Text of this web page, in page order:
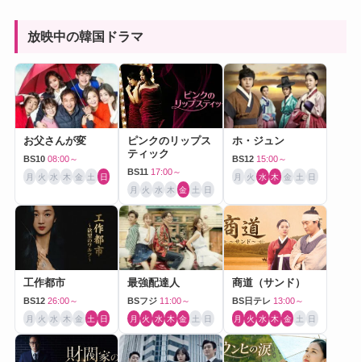
放映中の韓国ドラマ
お父さんが変
BS10 08:00～
月 火 水 木 金 土 日
ピンクのリップス
ティック
BS11 17:00～
月 火 水 木 金 土 日
ホ・ジュン
BS12 15:00～
月 火 水 木 金 土 日
工作都市
BS12 26:00～
月 火 水 木 金 土 日
最強配達人
BSフジ 11:00～
月 火 水 木 金 土 日
商道（サンド）
BS日テレ 13:00～
月 火 水 木 金 土 日